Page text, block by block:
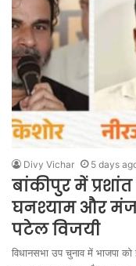
Divy Vichar 5 days
बांकीपुर में
घनश्याम और
पटेल विजयी
विधानसभा उप चुनाव में भाजपा